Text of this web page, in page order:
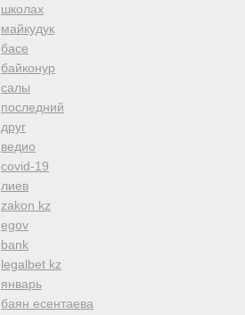
школах
майкудук
басе
байконур
салы
последний
друг
ведио
covid-19
лиев
zakon kz
egov
bank
legalbet kz
январь
баян есентаева